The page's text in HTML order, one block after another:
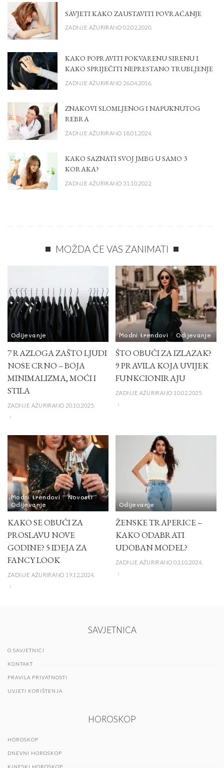
SAVJETI KAKO ZAUSTAVITI POVRAĆANJE
ZADNJE AŽURIRANO 02.02.2020.
KAKO POPRAVITI POKVARENU SIRENU I
KAKO SPRIJEČITI NEPRESTANO TRUBLJENJE
ZADNJE AŽURIRANO 26.04.2016.
ZNAKOVI SLOMLJENOG I NAPUKNUTOG
REBRA
ZADNJE AŽURIRANO 18.01.2024.
KAKO SAZNATI SVOJ JMBG U SAMO 3
KORAKA?
ZADNJE AŽURIRANO 31.10.2022.
MOŽDA ĆE VAS ZANIMATI
Odijevanje
7 RAZLOGA ZAŠTO LJUDI
NOSE CRNO – BOJA
MINIMALIZMA, MOĆI I
STILA
ZADNJE AŽURIRANO 20.10.2025.
Modni trendovi Odijevanje
ŠTO OBUĆI ZA IZLAZAK?
9 PRAVILA KOJA UVIJEK
FUNKCIONIRAJU
ZADNJE AŽURIRANO 10.02.2025.
Modni trendovi
Novosti
Odijevanje
KAKO SE OBUĆI ZA
PROSLAVU NOVE
GODINE? 5 IDEJA ZA
FANCY LOOK
ZADNJE AŽURIRANO 19.12.2024.
Odijevanje
ŽENSKE TRAPERICE –
KAKO ODABRATI
UDOBAN MODEL?
ZADNJE AŽURIRANO 03.10.2024.
SAVJETNICA
O SAVJETNICI
KONTAKT
PRAVILA PRIVATNOSTI
UVJETI KORIŠTENJA
HOROSKOP
HOROSKOP
DNEVNI HOROSKOP
KINESKI HOROSKOP